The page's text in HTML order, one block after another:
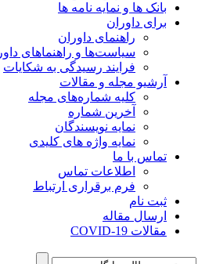
بانک ها و نمایه نامه ها
برای داوران
راهنمای داوران
سیاست‌ها و راهنماهای داوری
فرایند رسیدگی به شکایات
آرشیو مجله و مقالات
کلیه شماره‌های مجله
آخرین شماره
نمایه نویسندگان
نمایه واژه های کلیدی
تماس با ما
اطلاعات تماس
فرم برقراری ارتباط
ثبت نام
ارسال مقاله
مقالات COVID-19